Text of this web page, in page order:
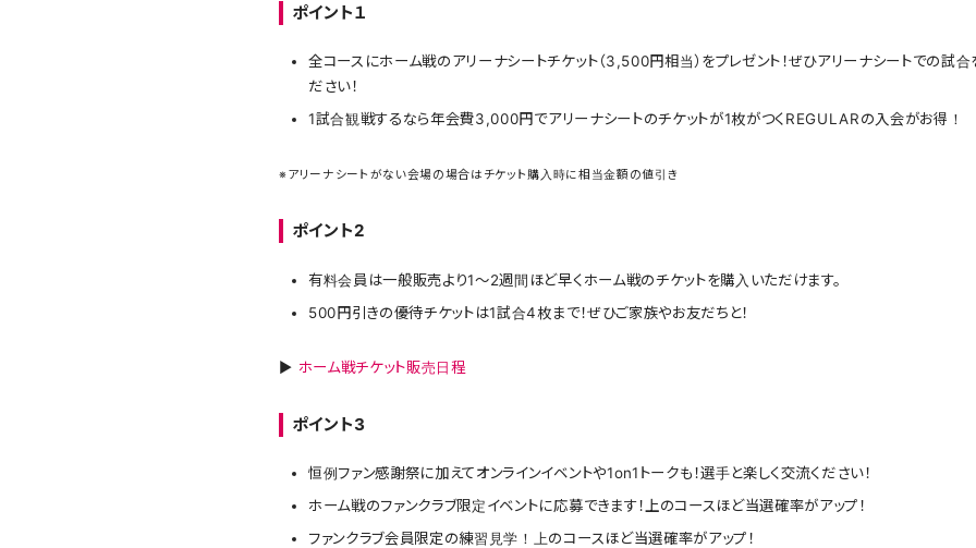
ポイント１
全コースにホーム戦のアリーナシートチケット（3,500円相当）をプレゼント！ぜひアリーナシートでの試合
ださい！
1試合観戦するなら年会費3,000円でアリーナシートのチケットが1枚がつくREGULARの入会がお得！
※アリーナシートがない会場の場合はチケット購入時に相当金額の値引き
ポイント2
有料会員は一般販売より1～2週間ほど早くホーム戦のチケットを購入いただけます。
500円引きの優待チケットは1試合4枚まで！ぜひご家族やお友だちと！
▶ ホーム戦チケット販売日程
ポイント3
恒例ファン感謝祭に加えてオンラインイベントや1on1トークも！選手と楽しく交流ください！
ホーム戦のファンクラブ限定イベントに応募できます！上のコースほど当選確率がアップ！
ファンクラブ会員限定の練習見学！上のコースほど当選確率がアップ！